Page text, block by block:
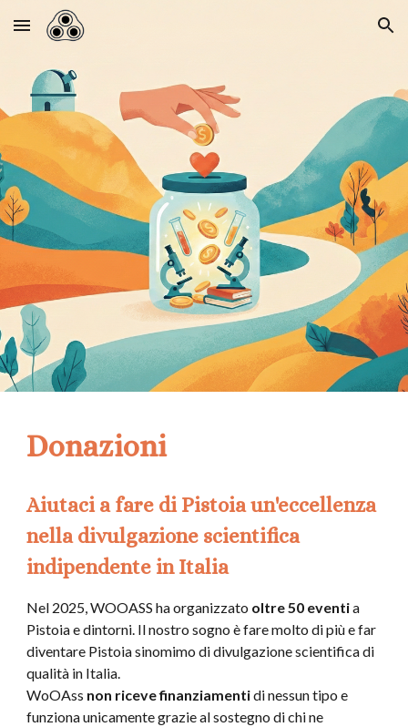
Skip to main content Skip to navigation
Donazioni
Aiutaci a fare di Pistoia un'eccellenza
nella divulgazione scientifica
indipendente in Italia
Nel 2025, WOOASS ha organizzato oltre 50 eventia
Pistoia e dintorni. Il nostro sogno è fare molto di più e far
diventare Pistoia sinomimo di divulgazione scientifica di
qualità in Italia.
WoOAss non riceve finanziamentidi nessun tipo e
funziona unicamente grazie al sostegno di chi ne